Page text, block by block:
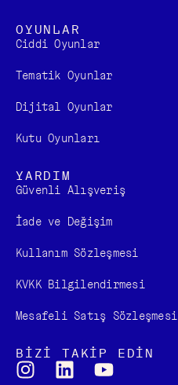
OYUNLAR
Ciddi Oyunlar
Tematik Oyunlar
Dijital Oyunlar
Kutu Oyunları
YARDIM
Güvenli Alışveriş
İade ve Değişim
Kullanım Sözleşmesi
KVKK Bilgilendirmesi
Mesafeli Satış Sözleşmesi
BİZİ TAKİP EDİN